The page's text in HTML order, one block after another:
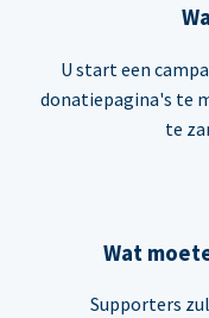
U start een
donatiepagina's te
te
Wat
Supporters